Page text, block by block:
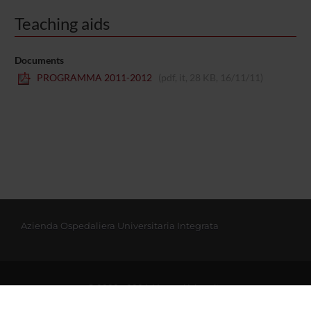
Teaching aids
Documents
PROGRAMMA 2011-2012
Azienda Ospedaliera Universitaria Integrata
© 2002 - 2026 Verona University